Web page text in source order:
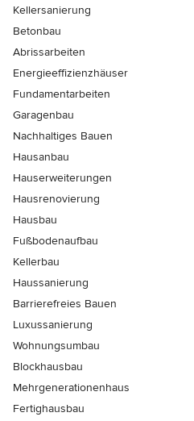
Kellersanierung
Betonbau
Abrissarbeiten
Energieeffizienzhäuser
Fundamentarbeiten
Garagenbau
Nachhaltiges Bauen
Hausanbau
Hauserweiterungen
Hausrenovierung
Hausbau
Fußbodenaufbau
Kellerbau
Haussanierung
Barrierefreies Bauen
Luxussanierung
Wohnungsumbau
Blockhausbau
Mehrgenerationenhaus
Fertighausbau